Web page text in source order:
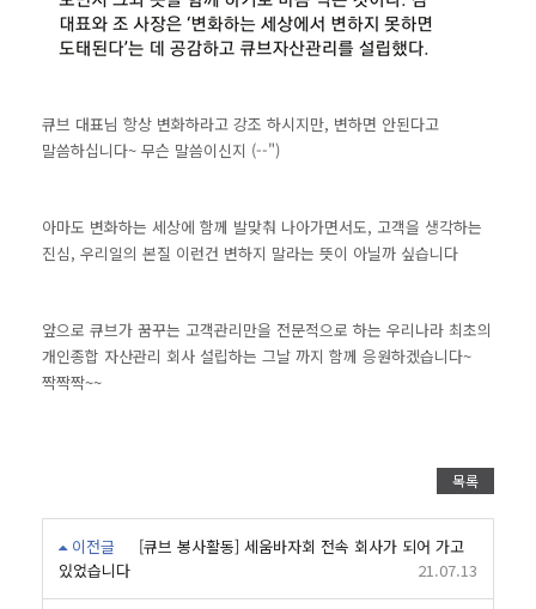
큐브 대표님 항상 변화하라고 강조 하시지만, 변하면 안된다고
말씀하십니다~ 무슨 말씀이신지 (--")
아마도 변화하는 세상에 함께 발맞춰 나아가면서도, 고객을 생각하는
진심, 우리일의 본질 이런건 변하지 말라는 뜻이 아닐까 싶습니다
앞으로 큐브가 꿈꾸는 고객관리만을 전문적으로 하는 우리나라 최초의
개인종합 자산관리 회사 설립하는 그날 까지 함께 응원하겠습니다~
짝짝짝~~
목록
이전글
[큐브 봉사활동] 세움바자회 전속 회사가 되어 가고
있었습니다
21.07.13